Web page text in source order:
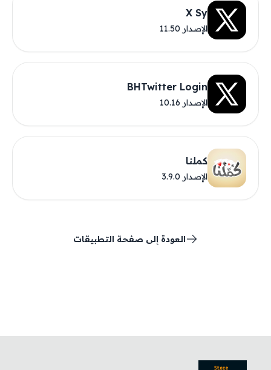
X Sy
الإصدار 11.50
BHTwitter Login
الإصدار 10.16
كملنا
الإصدار 3.9.0
العودة إلى صفحة التطبيقات